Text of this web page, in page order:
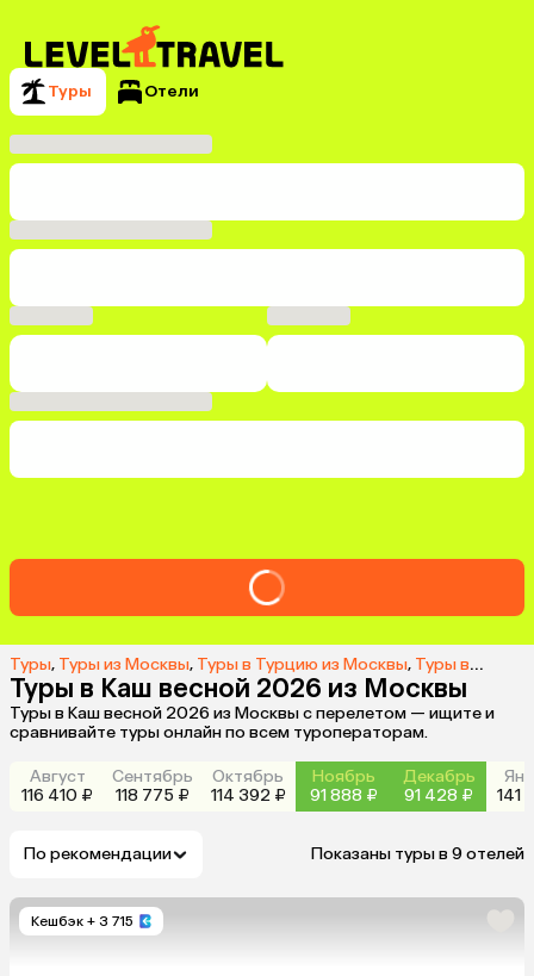
Туры Отели
Туры, Туры из Москвы, Туры в Турцию из Москвы, Туры в Каш из Москвы
Туры в Каш весной 2026 из Москвы
Туры в Каш весной 2026 из Москвы с перелетом — ищите и
сравнивайте туры онлайн по всем туроператорам.
Август
116 410 ₽
Сентябрь
118 775 ₽
Октябрь
114 392 ₽
Ноябрь
91 888 ₽
Декабрь
91 428 ₽
141
По рекомендации Показаны туры в 9 отелей
Кешбэк + 3 715